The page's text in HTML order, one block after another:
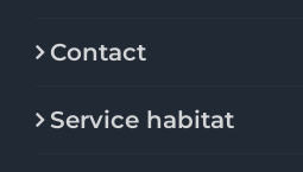
Contact
Service habitat